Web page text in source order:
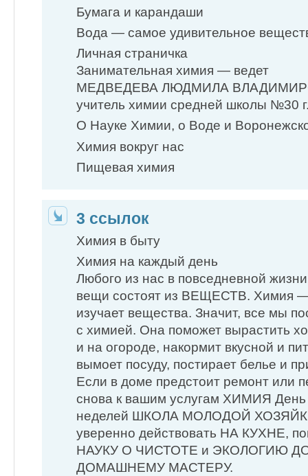
Бумага и карандаши
Вода — самое удивительное
Личная страничка
Занимательная химия — ведет
МЕДВЕДЕВА ЛЮДМИЛА
учитель химии средней школы №30
О Науке Химии, о Воде и
Химия вокруг нас
Пищевая химия
3 ссылок
Химия в быту
Химия на каждый день
Любого из нас в повседневной
вещи состоят из ВЕЩЕСТВ. Химия —
изучает вещества. Значит, все мы
с химией. Она поможет вырастить
и на огороде, накормит вкусной и
вымоет посуду, постирает белье и
Если в доме предстоит ремонт или
снова к вашим услугам ХИМИЯ День
неделей ШКОЛА МОЛОДОЙ ХОЗЯЙКИ
уверенно действовать НА КУХНЕ,
НАУКУ О ЧИСТОТЕ и ЭКОЛОГИЮ
ДОМАШНЕМУ МАСТЕРУ.